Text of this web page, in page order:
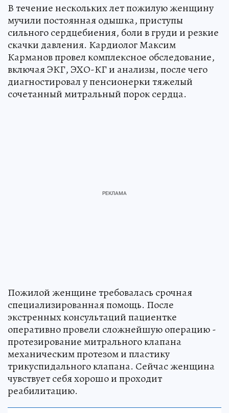
В течение нескольких лет пожилую женщину
мучили постоянная одышка, приступы
сильного сердцебиения, боли в груди и резкие
скачки давления. Кардиолог Максим
Карманов провел комплексное обследование,
включая ЭКГ, ЭХО-КГ и анализы, после чего
диагностировал у пенсионерки тяжелый
сочетанный митральный порок сердца.
Пожилой женщине требовалась срочная
специализированная помощь. После
экстренных консультаций пациентке
оперативно провели сложнейшую операцию -
протезирование митрального клапана
механическим протезом и пластику
трикуспидального клапана. Сейчас женщина
чувствует себя хорошо и проходит
реабилитацию.